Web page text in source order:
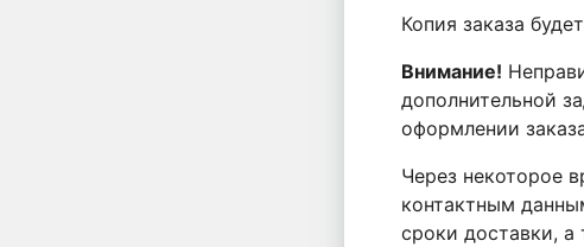
Копия заказа
Внимание!
дополнительной
оформлении
Через некоторое
контактным
сроки доставки, а